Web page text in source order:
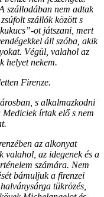
szállodában nem adtak
szállók között s
ot játszani, mert
áll szóba, akik
Végül, valahol az
helyet nekem.
Firenze.
s alkalmazkodni
Mediciek írtak elő s nem
az alkonyat
valahol, az idegenek és a
számára. Nem
bámuljuk a firenzei
tükrözés,